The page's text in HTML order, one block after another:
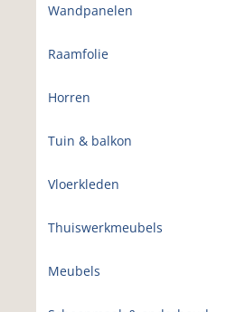
Wandpanelen
Raamfolie
Horren
Tuin & balkon
Vloerkleden
Thuiswerkmeubels
Meubels